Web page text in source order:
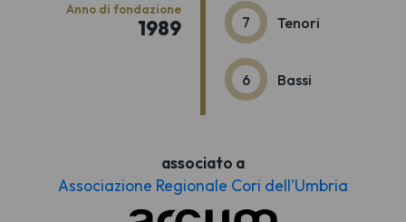
Anno di fondazione
1989 7 Tenori
6 Bassi
associato a
Associazione Regionale Cori dell'Umbria